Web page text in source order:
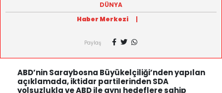
DÜNYA
Haber Merkezi
|
Paylaş
ABD’nin Saraybosna Büyükelçiliği’nden yapılan
açıklamada, iktidar partilerinden SDA
yolsuzlukla ve ABD ile aynı hedeflere sahip